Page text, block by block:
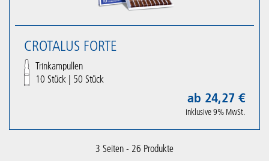
CROTALUS FORTE
Trinkampullen
10 Stück | 50 Stück
ab 24,27 €
inklusive 9% MwSt.
3 Seiten - 26 Produkte